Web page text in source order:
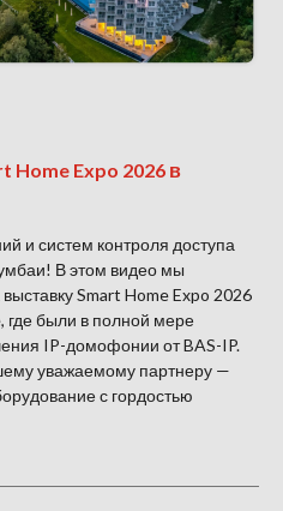
Home Expo 2026 в
и систем контроля доступа
В этом видео мы
Smart Home Expo 2026
где были в полной мере
IP-домофонии от BAS-IP.
уважаемому партнеру —
с гордостью